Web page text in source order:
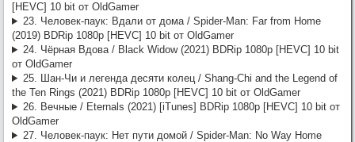
[HEVC] 10 bit от OldGamer
23. Человек-паук: Вдали от дома / Spider-Man: Far from Home
(2019) BDRip 1080p [HEVC] 10 bit от OldGamer
24. Чёрная Вдова / Black Widow (2021) BDRip 1080p [HEVC] 10 bit
от OldGamer
25. Шан-Чи и легенда десяти колец / Shang-Chi and the Legend of
the Ten Rings (2021) BDRip 1080p [HEVC] 10 bit от OldGamer
26. Вечные / Eternals (2021) [iTunes] BDRip 1080p [HEVC] 10 bit от
OldGamer
27. Человек-паук: Нет пути домой / Spider-Man: No Way Home